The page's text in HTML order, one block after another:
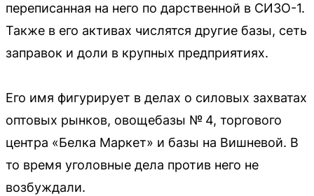
переписанная на него по дарственной в СИЗО-1.
Также в его активах числятся другие базы, сеть
заправок и доли в крупных предприятиях.
Его имя фигурирует в делах о силовых захватах
оптовых рынков, овощебазы № 4, торгового
центра «Белка Маркет» и базы на Вишневой. В
то время уголовные дела против него не
возбуждали.